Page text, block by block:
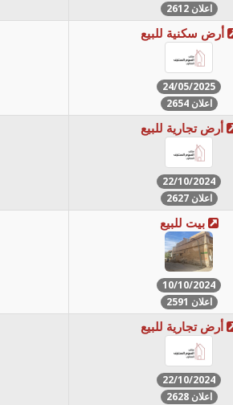
اعلان 2612
أرض سكنية للبيع
24/05/2025
اعلان 2654
22/10/2024
اعلان 2627
بيت للبيع
10/10/2024
اعلان 2591
22/10/2024
اعلان 2628